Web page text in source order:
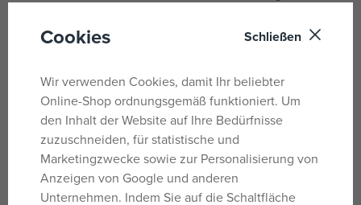
einen beweglichen Kopf und Schwanz, und das Krabben-
ZUBEHÖR ZUM SPIELEN UND AUSSTELLEN – Delfine
schwimmen auf einer Welle mit Korallen, das
Seepferdchen hat einen Sockel mit Seegras und ein
bewegliches Gehäuse, und die Krabbe ist mit Quallen und
Meerespflanzen ausgestattet.
GESCHENKIDEE FÜR KINDER – Dieses LEGO® Creator 3-
Cookies Schließen
Wir verwenden Cookies, damit Ihr beliebter
Online-Shop ordnungsgemäß funktioniert. Um
den Inhalt der Website auf Ihre Bedürfnisse
zuzuschneiden, für statistische und
Marketingzwecke sowie zur Personalisierung von
Anzeigen von Google und anderen
Unternehmen. Indem Sie auf die Schaltfläche